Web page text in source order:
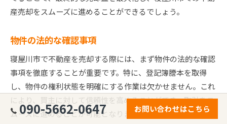
産売却をスムーズに進めることができるでしょう。
物件の法的な確認事項
寝屋川市で不動産を売却する際には、まず物件の法的な確認
事項を徹底することが重要です。特に、登記簿謄本を取得
し、物件の権利状態を明確にする作業は欠かせません。これ
により、買主に対して信頼性を高めることができ、取引をス
ムーズに進めることが可能となります。また、寝屋川市特有
090-5662-0647 お問い合わせはこちら